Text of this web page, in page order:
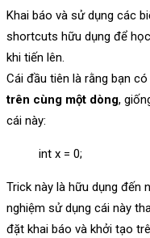
Khai báo và sử dụng các
shortcuts hữu dụng để
khi tiến lên.
Cái đầu tiên là rằng bạn
trên cùng một dòng,
cái này:
int x = 0;
Trick này là hữu dụng đến
nghiệm sử dụng cái này
đặt khai báo và khởi tạo